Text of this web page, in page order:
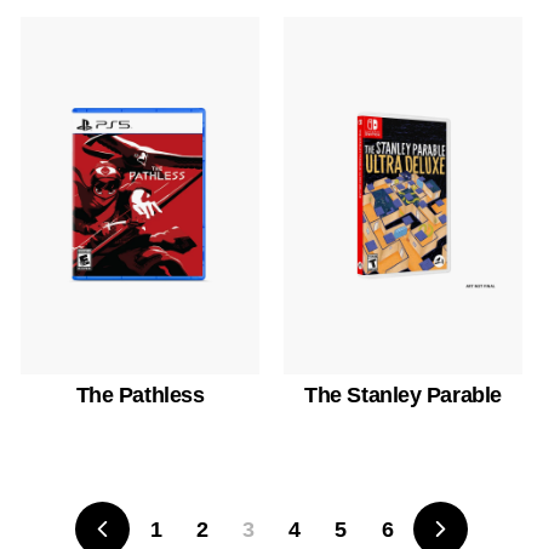
The Pathless The Stanley Parable
1 2 3 4 5 6